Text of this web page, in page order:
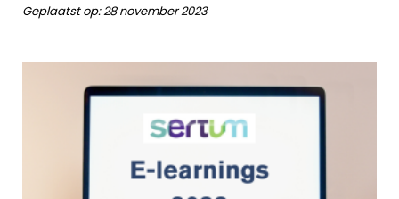
Geplaatst op:28 november 2023